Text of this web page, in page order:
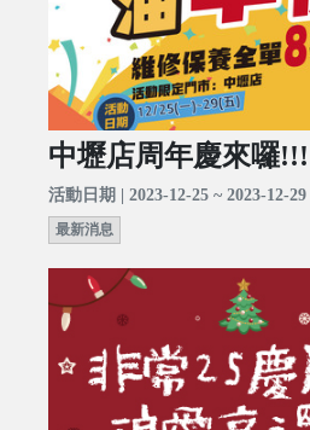
中壢店周年慶來囉!!!
活動日期 | 2023-12-25 ~ 2023-12-29
最新消息